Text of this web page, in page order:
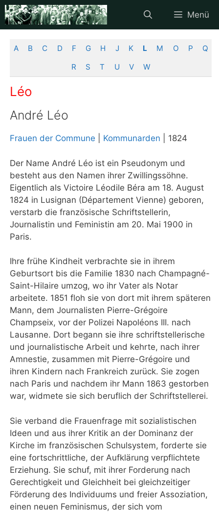
Zum
Inhalt
springen
Menü
A B C D F G H J K L M O P
Q
R
S T U V W
Léo
André Léo
Frauen der Commune Kommunarden | 1824
Der Name André Léo ist ein Pseudonym und
besteht aus den Namen ihrer Zwillingssöhne.
Eigentlich als Victoire Léodile Béra am 18. August
1824 in Lusignan (Département Vienne) geboren,
verstarb die französische Schriftstellerin,
Journalistin und Feministin am 20. Mai 1900 in
Paris.
Ihre frühe Kindheit verbrachte sie in ihrem
Geburtsort bis die Familie 1830 nach Champagné-
Saint-Hilaire umzog, wo ihr Vater als Notar
arbeitete. 1851 floh sie von dort mit ihrem späteren
Mann, dem Journalisten Pierre-Grégoire
Champseix, vor der Polizei Napoléons III. nach
Lausanne. Dort begann sie ihre schriftstellerische
und journalistische Arbeit und kehrte, nach ihrer
Amnestie, zusammen mit Pierre-Grégoire und
ihren Kindern nach Frankreich zurück. Sie zogen
nach Paris und nachdem ihr Mann 1863 gestorben
war, widmete sie sich beruflich der Schriftstellerei.
Sie verband die Frauenfrage mit sozialistischen
Ideen und aus ihrer Kritik an der Dominanz der
Kirche im französischen Schulsystem, forderte sie
eine fortschrittliche, der Aufklärung verpflichtete
Erziehung. Sie schuf, mit ihrer Forderung nach
Gerechtigkeit und Gleichheit bei gleichzeitiger
Förderung des Individuums und freier Assoziation,
einen neuen Feminismus, der sich vom